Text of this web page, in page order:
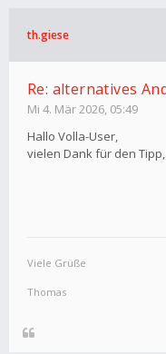
th.giese
Re: alternatives
Mi 4. Mär 2026, 05:49
Hallo Volla-User,
vielen Dank für den
Viele Grüße
Thomas